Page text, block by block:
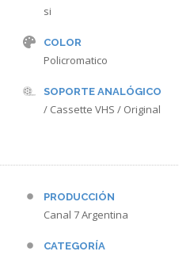
si
COLOR
Policromatico
SOPORTE ANALÓGICO
/ Cassette VHS / Original
PRODUCCIÓN
Canal 7 Argentina
CATEGORÍA